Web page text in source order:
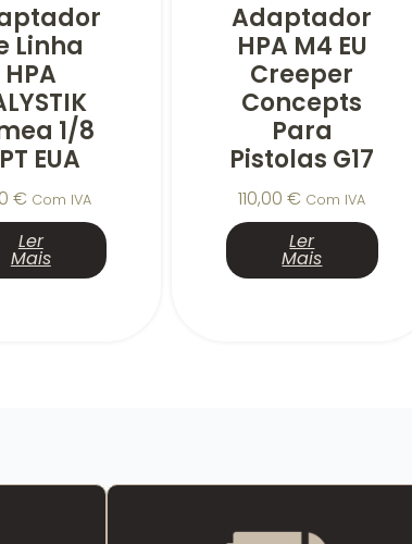
Linha
HPA
1/8
EUA
€ Com IVA
Ler
Mais
Adaptador
HPA M4 EU
Creeper
Concepts
Para
Pistolas G17
110,00€ Com IVA
Ler
Mais